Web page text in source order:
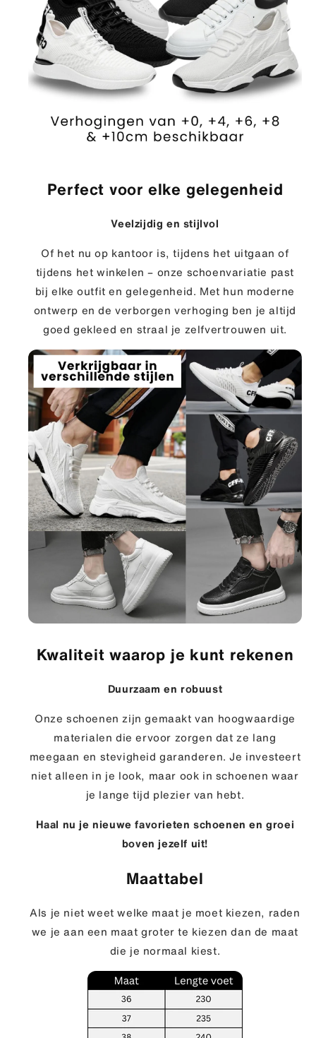
Perfect voor elke gelegenheid
Veelzijdig en stijlvol
Of het nu op kantoor is, tijdens het uitgaan of
tijdens het winkelen – onze schoenvariatie past
bij elke outfit en gelegenheid. Met hun moderne
ontwerp en de verborgen verhoging ben je altijd
goed gekleed en straal je zelfvertrouwen uit.
Kwaliteit waarop je kunt rekenen
Duurzaam en robuust
Onze schoenen zijn gemaakt van hoogwaardige
materialen die ervoor zorgen dat ze lang
meegaan en stevigheid garanderen. Je investeert
niet alleen in je look, maar ook in schoenen waar
je lange tijd plezier van hebt.
Haal nu je nieuwe favorieten schoenen en groei
boven jezelf uit!
Maattabel
Als je niet weet welke maat je moet kiezen, raden
we je aan een maat groter te kiezen dan de maat
die je normaal kiest.